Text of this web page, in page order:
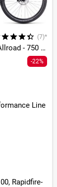
(7)*
Nuride Hybrid Pro 750 Allroad - 750 Wh - 28 Zoll - Diamant
-22%
Line
Rapidfire-